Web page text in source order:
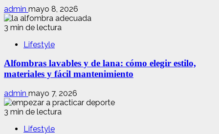
admin mayo 8, 2026
3 min de lectura
Lifestyle
Alfombras lavables y de lana: cómo elegir estilo,
materiales y fácil mantenimiento
admin mayo 7, 2026
3 min de lectura
Lifestyle